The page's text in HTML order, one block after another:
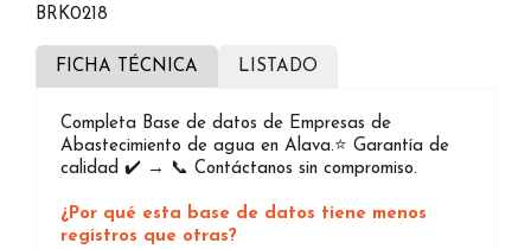
BRK0218
FICHA TÉCNICA LISTADO
Completa Base de datos de Empresas de
Abastecimiento de agua en Alava.⭐️ Garantía de
calidad ✔️ → 📞 Contáctanos sin compromiso.
¿Por qué esta base de datos tiene menos
registros que otras?